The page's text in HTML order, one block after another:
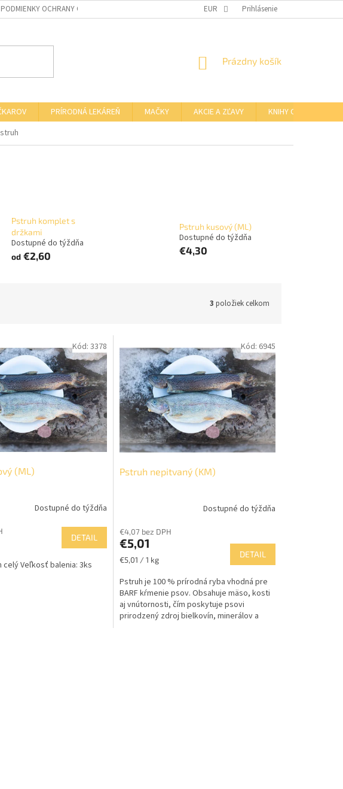
PODMIENKY OCHRANY OSOBNÝCH ÚDAJOV OTVÁRACIE HODINY KAMENNEJ PREDAJNE
EUR Prihlásenie
NÁKUPNÝ
Prázdny košík
PRÍRODNÁ LEKÁREŇ MAČKY AKCIE A ZĽAVY
KNIHY O BARFE
Pstruh komplet s
držkami
Dostupné do týždňa
od€2,60
Pstruh kusový (ML)
Dostupné do týždňa
€4,30
3 položiek celkom
(ML)
Dostupné do týždňa
DETAIL
celý Veľkosť balenia: 3ks
Kód: 3378
Pstruh nepitvaný (KM)
Dostupné do týždňa
€4,07 bez DPH
€5,01
Jednotková
€5,01 / 1 kg
DETAIL
Pstruh je 100 % prírodná ryba vhodná pre
BARF kŕmenie psov. Obsahuje mäso, kosti
aj vnútornosti, čím poskytuje psovi
prirodzený zdroj bielkovín, minerálov a
Kód: 6945